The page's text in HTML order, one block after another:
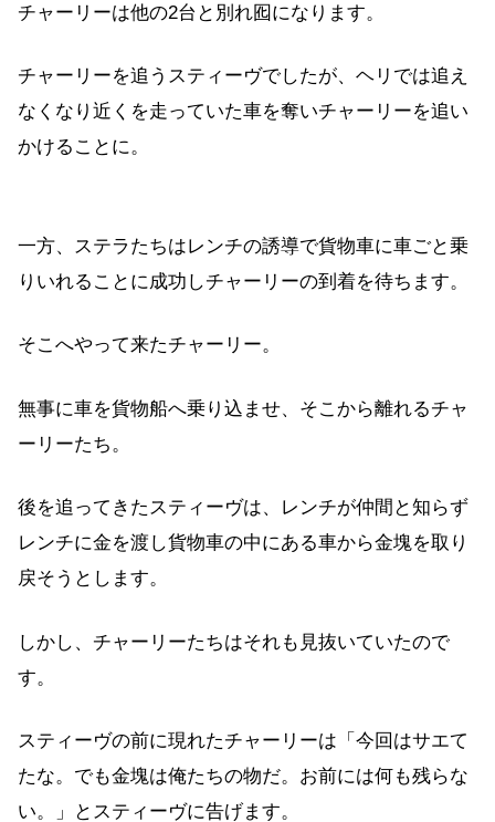
チャーリーは他の2台と別れ囮になります。
チャーリーを追うスティーヴでしたが、ヘリでは追え
なくなり近くを走っていた車を奪いチャーリーを追い
かけることに。
一方、ステラたちはレンチの誘導で貨物車に車ごと乗
りいれることに成功しチャーリーの到着を待ちます。
そこへやって来たチャーリー。
無事に車を貨物船へ乗り込ませ、そこから離れるチャ
ーリーたち。
後を追ってきたスティーヴは、レンチが仲間と知らず
レンチに金を渡し貨物車の中にある車から金塊を取り
戻そうとします。
しかし、チャーリーたちはそれも見抜いていたので
す。
スティーヴの前に現れたチャーリーは「今回はサエて
たな。でも金塊は俺たちの物だ。お前には何も残らな
い。」とスティーヴに告げます。